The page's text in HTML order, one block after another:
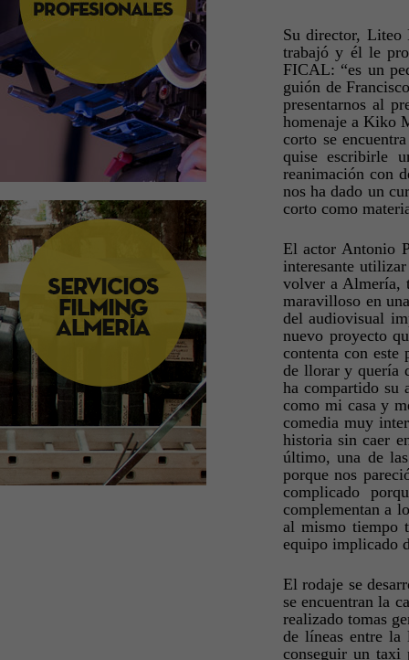
Su director, Liteo
trabajó y él le
FICAL: “es un
guión de
presentarnos al
homenaje a Kiko
corto se
quise escribirle
reanimación con
nos ha dado un
corto como
El actor Antonio
interesante
volver a Almería,
maravilloso en
del audiovisual
nuevo proyecto
contenta con
de llorar y quería
ha compartido su
como mi casa y
comedia muy
historia sin caer
último, una de
porque nos
complicado
complementan a
al mismo tiempo
equipo implicado
El rodaje se
se encuentran la
realizado tomas
de líneas entre la
conseguir un taxi